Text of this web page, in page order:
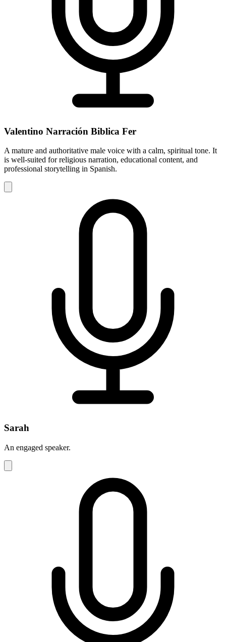
Valentino Narración Biblica Fer
A mature and authoritative male voice with a calm, spiritual tone. It
is well-suited for religious narration, educational content, and
professional storytelling in Spanish.
Sarah
An engaged speaker.